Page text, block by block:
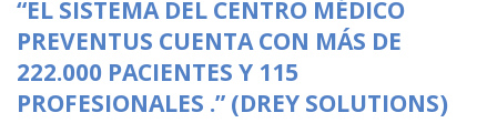
“EL SISTEMA DEL CENTRO MÉDICO
PREVENTUS CUENTA CON MÁS DE
222.000 PACIENTES Y 115
PROFESIONALES .” (DREY SOLUTIONS)